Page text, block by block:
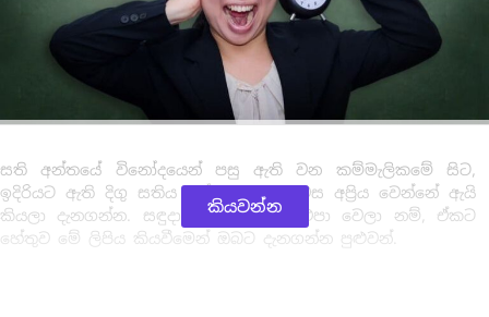
සති අන්තයේ විනෝදයෙන් පසු ඇති වන කම්මැලිකමේ සිට,
ඉදිරියට ඇති දිගු සතිය දක්වා, සඳුදා දවස අප්‍රිය වෙන්නේ ඇයි
කියලා දැනගන්න. සඳුදා දවස ඔබටත් එපා වෙලා නම්, ඒකට
හේතුව මේ ලිපිය කියවීමෙන් ඔබට දැනගන්න පුළුවන්.
කියවන්න